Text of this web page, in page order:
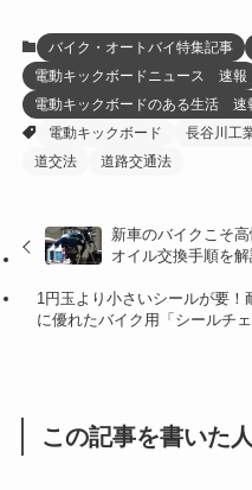
(27)
(32) (36)
(1)
(4)
(8)
(1)
バイク・オートバイ特集記事
電動キックボードニュース 速報
電動キックボードのある生活 速
電動キックボード
長谷川工
道交法
道路交通法
新車のバイクこそ
オイル交換手順を解
1円玉より小さいシールが要！
に優れたバイク用「シールチ
この記事を書いた人